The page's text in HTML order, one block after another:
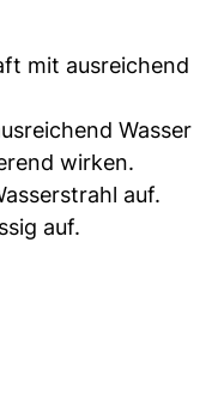
mit ausreichend
Wasser
wirken.
auf.
auf.